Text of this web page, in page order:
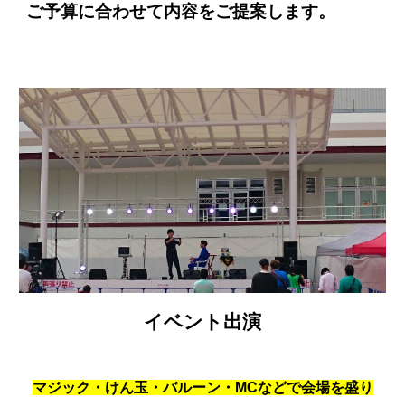
ご予算に合わせて内容をご提案します。
イベント出演
マジック・けん玉・バルーン・MCなどで会場を盛り